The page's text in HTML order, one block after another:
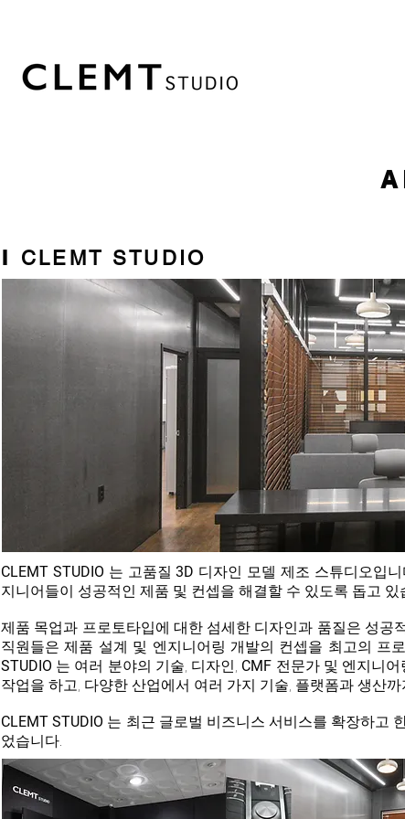
I CLEMT STUDIO
CLEMT STUDIO 는 고품질3D 디자인 모델 제조 스튜디오입
지니어들이 성공적인 제품 및 컨셉을 해결할 수 있도록 돕고 있
제품 목업과 프로토타입에 대한 섬세한 디자인과 품질은 성공
직원들은 제품 설계 및 엔지니어링 개발의 컨셉을 최고의 프
STUDIO 는 여러 분야의 기술, 디자인, CMF 전문가 및 엔지니
작업을 하고, 다양한 산업에서 여러 가지 기술, 플랫폼과 생산
CLEMT STUDIO 는 최근 글로벌 비즈니스 서비스를 확장하고
었습니다.